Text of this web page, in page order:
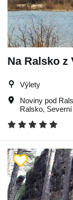
Na Ralsko z
Výlety
Noviny pod
Ralsko,